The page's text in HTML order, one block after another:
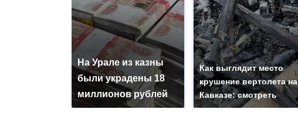
На Урале из казны
были украдены 18
миллионов рублей
Как выглядит место
крушение вертолета на
Кавказе: смотреть